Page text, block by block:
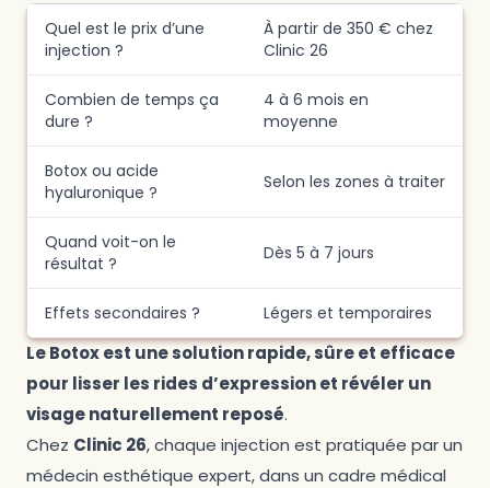
Quel est le prix d’une
injection ?
À partir de 350 € chez
Clinic 26
Combien de temps ça
dure ?
4 à 6 mois en
moyenne
Botox ou acide
hyaluronique ?
Selon les zones à traiter
Quand voit-on le
résultat ?
Dès 5 à 7 jours
Effets secondaires ? Légers et temporaires
Le Botox est une solution rapide, sûre et efficace
pour lisser les rides d’expression et révéler un
visage naturellement reposé.
Chez Clinic 26, chaque injection est pratiquée par un
médecin esthétique expert, dans un cadre médical